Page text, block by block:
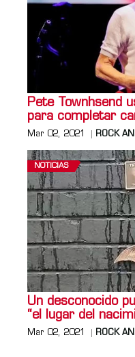
Pete Townhsend
para completar
Mar 02, 2021 ROCK
NOTICIAS
Un desconocido
“el lugar del
Mar 02, 2021 ROCK